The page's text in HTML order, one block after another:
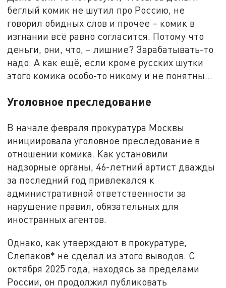
беглый комик не шутил про Россию, не
говорил обидных слов и прочее – комик в
изгнании всё равно согласится. Потому что
деньги, они, что, – лишние? Зарабатывать-то
надо. А как ещё, если кроме русских шутки
этого комика особо-то никому и не понятны…
Уголовное преследование
В начале февраля прокуратура Москвы
инициировала уголовное преследование в
отношении комика. Как установили
надзорные органы, 46-летний артист дважды
за последний год привлекался к
административной ответственности за
нарушение правил, обязательных для
иностранных агентов.
Однако, как утверждают в прокуратуре,
Слепаков* не сделал из этого выводов. С
октября 2025 года, находясь за пределами
России, он продолжил публиковать